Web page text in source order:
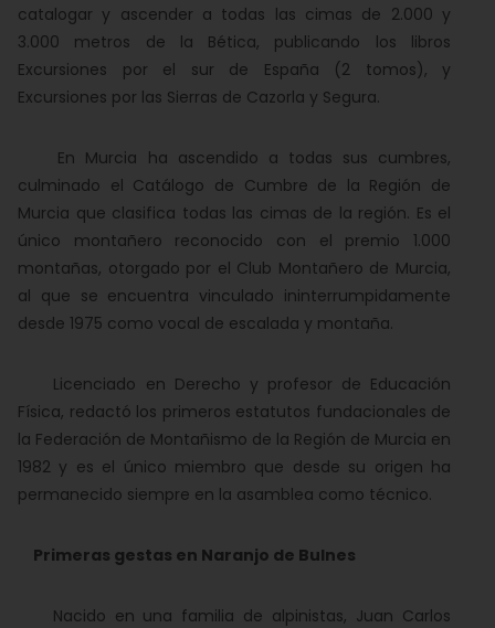
catalogar y ascender a todas las cimas de 2.000 y
3.000 metros de la Bética, publicando los libros
Excursiones por el sur de España (2 tomos), y
Excursiones por las Sierras de Cazorla y Segura.
En Murcia ha ascendido a todas sus cumbres,
culminado el Catálogo de Cumbre de la Región de
Murcia que clasifica todas las cimas de la región. Es el
único montañero reconocido con el premio 1.000
montañas, otorgado por el Club Montañero de Murcia,
al que se encuentra vinculado ininterrumpidamente
desde 1975 como vocal de escalada y montaña.
Licenciado en Derecho y profesor de Educación
Física, redactó los primeros estatutos fundacionales de
la Federación de Montañismo de la Región de Murcia en
1982 y es el único miembro que desde su origen ha
permanecido siempre en la asamblea como técnico.
Primeras gestas en Naranjo de Bulnes
Nacido en una familia de alpinistas, Juan Carlos